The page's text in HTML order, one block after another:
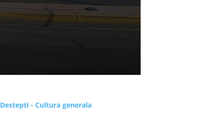
Destepti - Cultura generala